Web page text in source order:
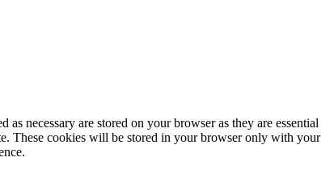
necessary are stored on your browser as they are essential
These cookies will be stored in your browser only with your